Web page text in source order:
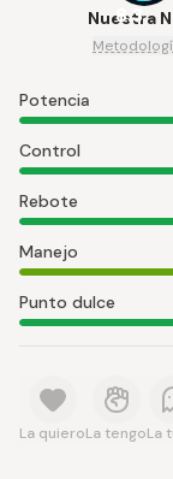
8.3
Nuestra
Potencia
Control
Rebote
Manejo
Punto dulce
La quieroLa tengoLa